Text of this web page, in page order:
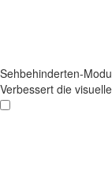
Sehbehinderten-
Verbessert die